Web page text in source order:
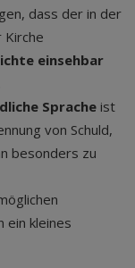
dass der in der
Kirche
einsehbar
Sprache ist
von Schuld,
besonders zu
ein kleines